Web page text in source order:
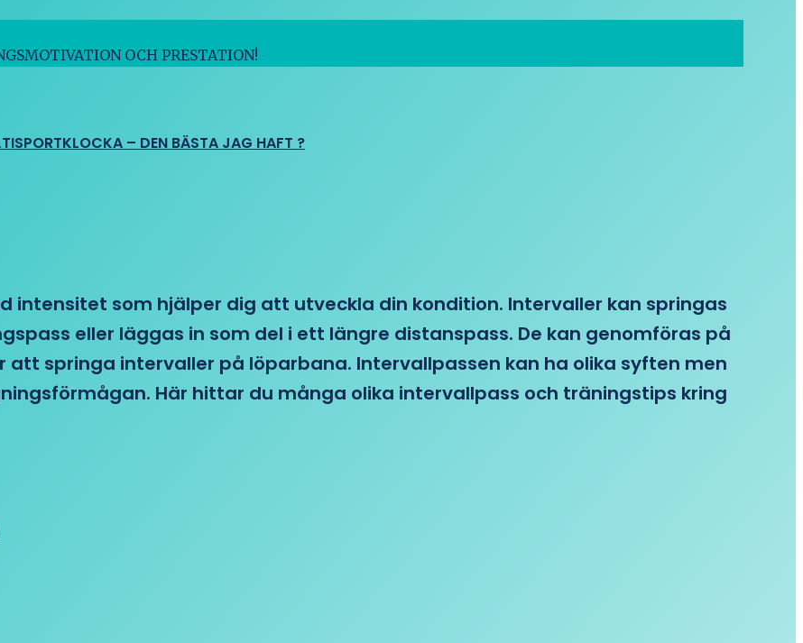
OCH PRESTATION!
– DEN BÄSTA JAG HAFT ?
intensitet som hjälper dig att utveckla din kondition. Intervaller kan springas
eller läggas in som del i ett längre distanspass. De kan genomföras på
att springa intervaller på löparbana. Intervallpassen kan ha olika syften men
Här hittar du många olika intervallpass och träningstips kring